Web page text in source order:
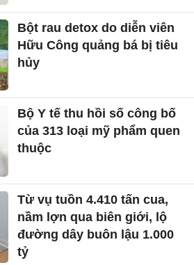
Bột rau detox do diễn viên
Hữu Công quảng bá bị tiêu
hủy
Bộ Y tế thu hồi số công bố
của 313 loại mỹ phẩm quen
thuộc
Từ vụ tuồn 4.410 tấn cua,
nầm lợn qua biên giới, lộ
đường dây buôn lậu 1.000
tỷ